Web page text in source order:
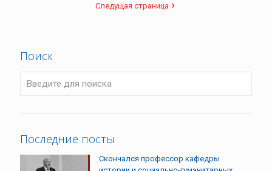
Следущая страница
Поиск
Последние посты
Скончался профессор кафедры